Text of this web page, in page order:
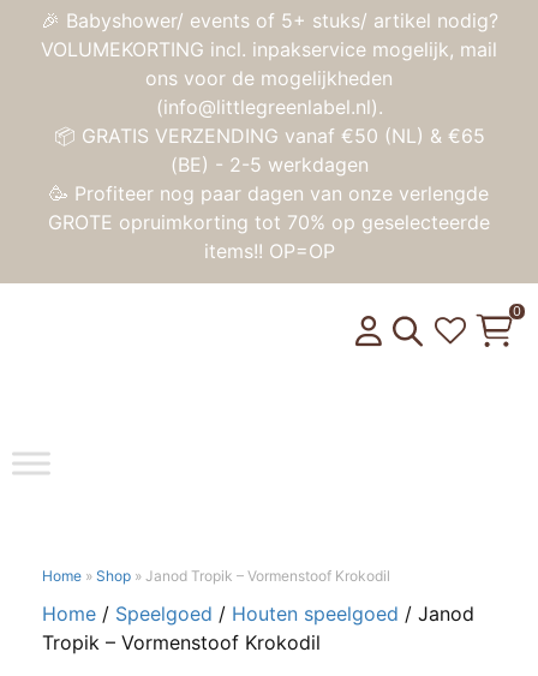
🎉 Babyshower/ events of 5+ stuks/ artikel nodig?
VOLUMEKORTING incl. inpakservice mogelijk, mail
ons voor de mogelijkheden
(info@littlegreenlabel.nl).
📦 GRATIS VERZENDING vanaf €50 (NL) & €65
(BE) - 2-5 werkdagen
🥳 Profiteer nog paar dagen van onze verlengde
GROTE opruimkorting tot 70% op geselecteerde
items!! OP=OP
Toggle
0
Home » Shop » Janod Tropik – Vormenstoof Krokodil
Home / Speelgoed / Houten speelgoed / Janod
Tropik – Vormenstoof Krokodil